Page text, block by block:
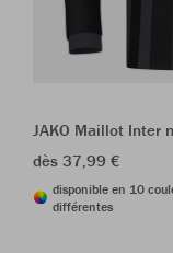
JAKO Maillot Inter
dès 37,99 €
disponible en 10
différentes